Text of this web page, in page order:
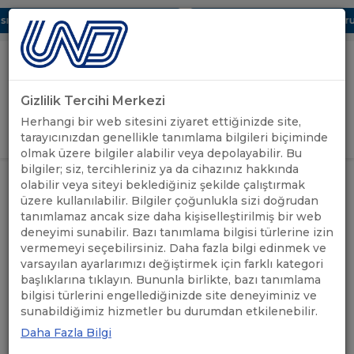
Dijital UBAK Bölümü Hakkında UND, Yunanistan Vize
Uluslararası Nakliyeciler Derneği
GİRİŞ YAP
ANASAYFA /
UND'DEN
HABERLER
/ BAŞKONSOLOS TOPÇU'DAN HABUR
GÜMRÜĞÜ'NE ÖNEMLİ ZİYARET
BAŞKONSOLOS TOPÇU'DAN
HABUR GÜMRÜĞÜ'NE
ÖNEMLİ ZİYARET
25.04.2025
Gizlilik Tercihi Merkezi
Herhangi bir web sitesini ziyaret ettiğinizde site,
tarayıcınızdan genellikle tanımlama bilgileri biçiminde
olmak üzere bilgiler alabilir veya depolayabilir. Bu
bilgiler; siz, tercihleriniz ya da cihazınız hakkında
olabilir veya siteyi beklediğiniz şekilde çalıştırmak
üzere kullanılabilir. Bilgiler çoğunlukla sizi doğrudan
tanımlamaz ancak size daha kişiselleştirilmiş bir web
deneyimi sunabilir. Bazı tanımlama bilgisi türlerine izin
vermemeyi seçebilirsiniz. Daha fazla bilgi edinmek ve
varsayılan ayarlarımızı değiştirmek için farklı kategori
başlıklarına tıklayın. Bununla birlikte, bazı tanımlama
bilgisi türlerini engellediğinizde site deneyiminiz ve
sunabildiğimiz hizmetler bu durumdan etkilenebilir.
Daha Fazla Bilgi